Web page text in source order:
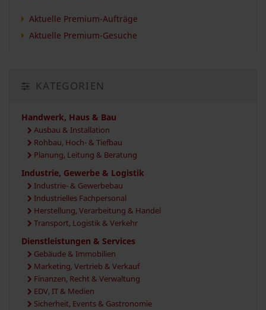
Aktuelle Premium-Aufträge
Aktuelle Premium-Gesuche
KATEGORIEN
Handwerk, Haus & Bau
Ausbau & Installation
Rohbau, Hoch- & Tiefbau
Planung, Leitung & Beratung
Industrie, Gewerbe & Logistik
Industrie- & Gewerbebau
Industrielles Fachpersonal
Herstellung, Verarbeitung & Handel
Transport, Logistik & Verkehr
Dienstleistungen & Services
Gebäude & Immobilien
Marketing, Vertrieb & Verkauf
Finanzen, Recht & Verwaltung
EDV, IT & Medien
Sicherheit, Events & Gastronomie